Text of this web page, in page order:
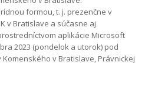
formou, t. j. prezenčne v
v Bratislave a súčasne aj
aplikácie Microsoft
2023 (pondelok a utorok) pod
v Bratislave, Právnickej